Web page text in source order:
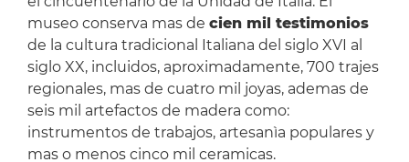
museo conserva mas de cien mil testimonios
de la cultura tradicional Italiana del siglo XVI al
siglo XX, incluidos, aproximadamente, 700 trajes
regionales, mas de cuatro mil joyas, ademas de
seis mil artefactos de madera como:
instrumentos de trabajos, artesanìa populares y
mas o menos cinco mil ceramicas.